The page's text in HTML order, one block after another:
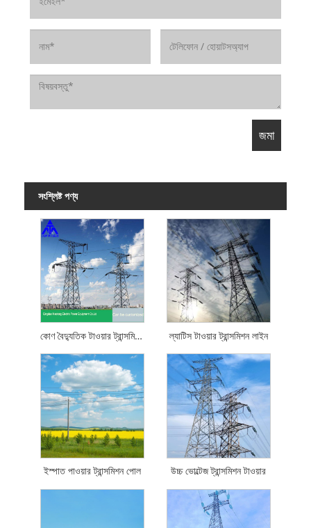
সংশ্লিষ্ট পণ্য
কোণ বৈদ্যুতিক টাওয়ার ট্রান্সমিশন টাওয়ার Q235 SS400 ল্যাটিস টাওয়ার ট্রান্সমিশন লাইন
ইস্পাত পাওয়ার ট্রান্সমিশন পোল উচ্চ ভোল্টেজ ট্রান্সমিশন টাওয়ার